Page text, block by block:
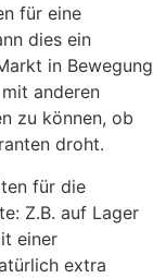
für eine
dies ein
in Bewegung
anderen
zu können, ob
droht.
für die
Z.B. auf Lager
einer
extra